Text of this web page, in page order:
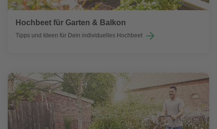
Hochbeet für Garten & Balkon
Tipps und Ideen für Dein individuelles Hochbeet